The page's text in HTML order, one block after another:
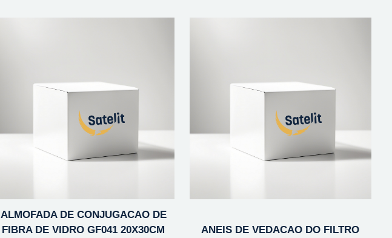
ALMOFADA DE CONJUGACAO DE
FIBRA DE VIDRO GF041 20X30CM
ANEIS DE VEDACAO DO FILTRO